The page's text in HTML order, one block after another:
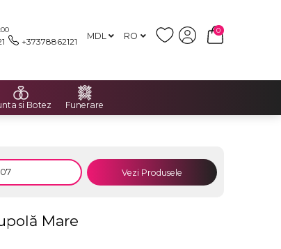
+37378862121 MDL RO
0
si Botez Funerare
Vezi Produsele
Mare